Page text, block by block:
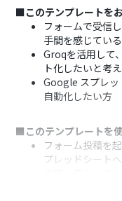
■このテンプレートを
フォームで受信
手間を感じてい
Groqを活用して
ト化したいと考
Google スプレッ
自動化したい方
■このテンプレートを使
フォーム投稿を
プレッドシート